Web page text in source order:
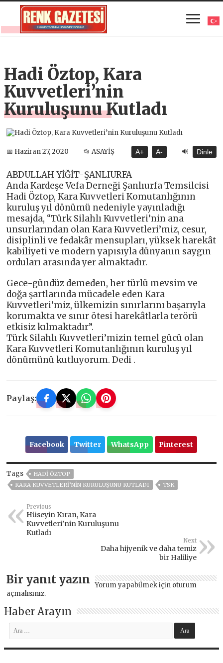
Hadi Öztop, Kara
Kuvvetleri’nin
Kuruluşunu Kutladı
📅 Haziran 27, 2020 📂 ASAYİŞ A+ A- 🔊 Dinle
ABDULLAH YİĞİT-ŞANLIURFA
Anda Kardeşe Vefa Derneği Şanlıurfa Temsilcisi
Hadi Öztop, Kara Kuvvetleri Komutanlığının
kuruluş yıl dönümü nedeniyle yayınladığı
mesajda, “Türk Silahlı Kuvvetleri’nin ana
unsurlarından olan Kara Kuvvetleri’miz, cesur,
disiplinli ve fedakâr mensupları, yüksek harekât
kabiliyeti ve modern yapısıyla dünyanın saygın
orduları arasında yer almaktadır.
Gece-gündüz demeden, her türlü mevsim ve
doğa şartlarında mücadele eden Kara
Kuvvetleri’miz, ülkemizin sınırlarını başarıyla
korumakta ve sınır ötesi harekâtlarla terörü
etkisiz kılmaktadır”.
Türk Silahlı Kuvvetleri’mizin temel gücü olan
Kara Kuvvetleri Komutanlığının kuruluş yıl
dönümünü kutluyorum. Dedi .
Paylaş:
Facebook Twitter WhatsApp Pinterest
Tags
HADI ÖZTOP
KARA KUVVETLERI’NIN KURULUŞUNU KUTLADI
TSK
Previous
Hüseyin Kıran, Kara
Kuvvetleri’nin Kuruluşunu
Kutladı
Next
Daha hijyenik ve daha temiz
bir Haliliye
Bir yanıt yazın Yorum yapabilmek için oturum
açmalısınız.
Haber Arayın